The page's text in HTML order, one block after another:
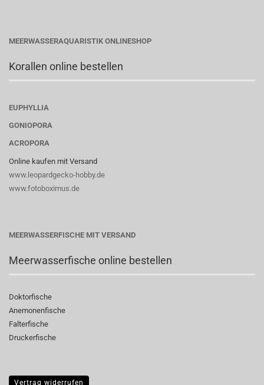
MEERWASSERAQUARISTIK ONLINESHOP
Korallen online bestellen
EUPHYLLIA
GONIOPORA
ACROPORA
Online kaufen mit Versand
www.leopardgecko-hobby.de
www.fotoboximus.de
MEERWASSERFISCHE MIT VERSAND
Meerwasserfische online bestellen
Doktorfische
Anemonenfische
Falterfische
Druckerfische
Vertrag widerrufen